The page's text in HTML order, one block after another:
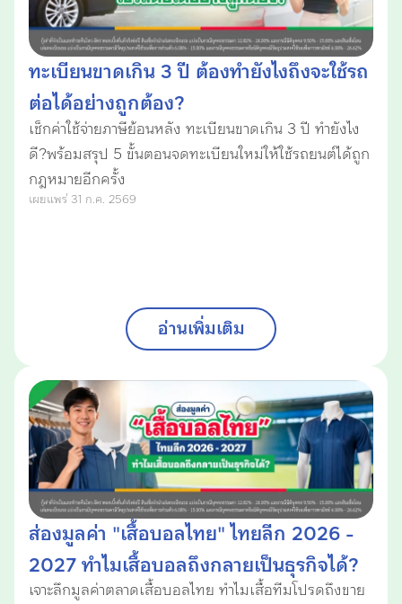
ทะเบียนขาดเกิน 3 ปี ต้องทำยังไงถึงจะใช้รถ
ต่อได้อย่างถูกต้อง?
เช็กค่าใช้จ่ายภาษีย้อนหลัง ทะเบียนขาดเกิน 3 ปี ทำยังไง
ดี?พร้อมสรุป 5 ขั้นตอนจดทะเบียนใหม่ให้ใช้รถยนต์ได้ถูก
กฎหมายอีกครั้ง
เผยแพร่ 31 ก.ค. 2569
อ่านเพิ่มเติม
ส่องมูลค่า "เสื้อบอลไทย" ไทยลีก 2026 -
2027 ทำไมเสื้อบอลถึงกลายเป็นธุรกิจได้?
เจาะลึกมูลค่าตลาดเสื้อบอลไทย ทำไมเสื้อทีมโปรดถึงขาย